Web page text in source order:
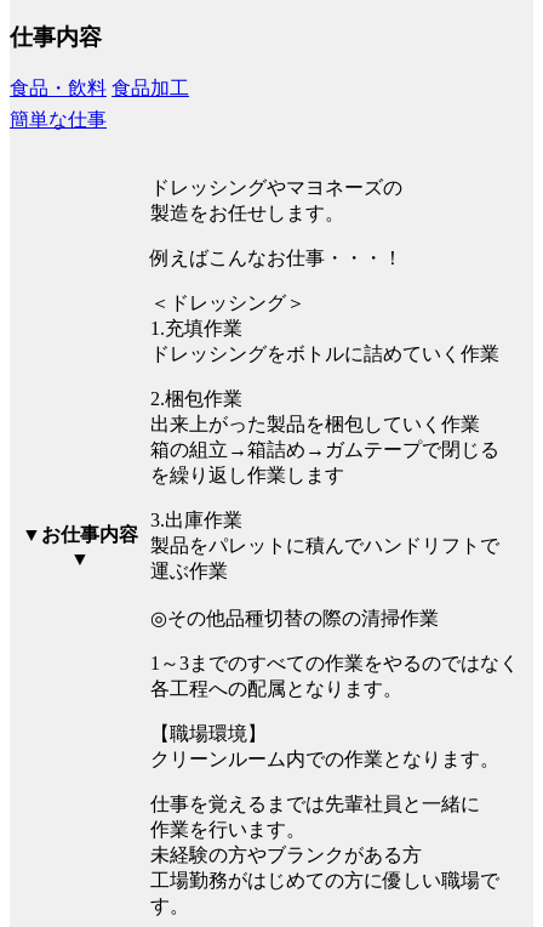
仕事内容
食品・飲料 食品加工
簡単な仕事
▼お仕事内容
▼
ドレッシングやマヨネーズの
製造をお任せします。
例えばこんなお仕事・・・！
＜ドレッシング＞
1.充填作業
ドレッシングをボトルに詰めていく作業
2.梱包作業
出来上がった製品を梱包していく作業
箱の組立→箱詰め→ガムテープで閉じる
を繰り返し作業します
3.出庫作業
製品をパレットに積んでハンドリフトで
運ぶ作業
◎その他品種切替の際の清掃作業
1～3までのすべての作業をやるのではなく
各工程への配属となります。
【職場環境】
クリーンルーム内での作業となります。
仕事を覚えるまでは先輩社員と一緒に
作業を行います。
未経験の方やブランクがある方
工場勤務がはじめての方に優しい職場で
す。